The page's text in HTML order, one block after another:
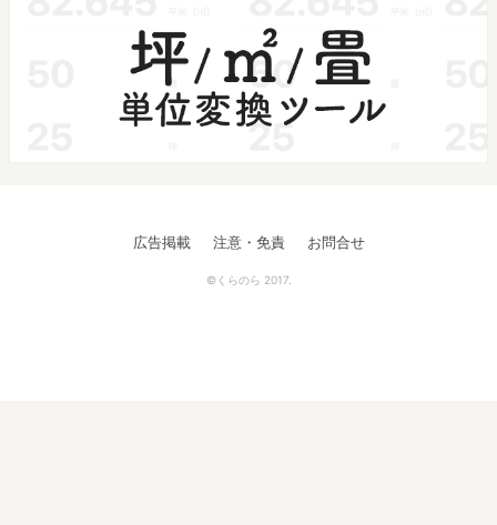
広告掲載 注意・免責 お問合せ
©くらのら 2017.